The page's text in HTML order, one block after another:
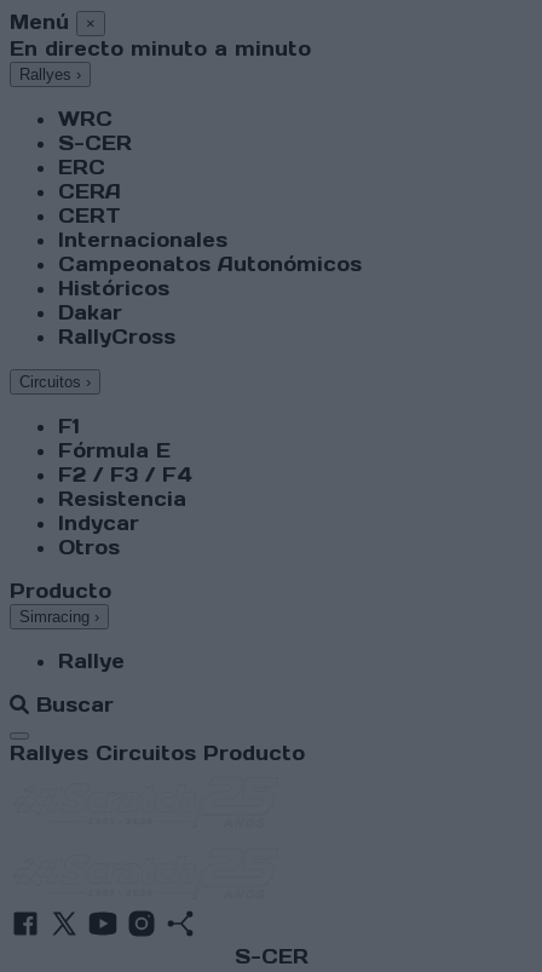
Menú ×
En directo minuto a minuto
Rallyes ›
WRC
S-CER
ERC
CERA
CERT
Internacionales
Campeonatos Autonómicos
Históricos
Dakar
RallyCross
Circuitos ›
F1
Fórmula E
F2 / F3 / F4
Resistencia
Indycar
Otros
Producto
Simracing ›
Rallye
Buscar
Abrir menú
Rallyes Circuitos Producto
S-CER